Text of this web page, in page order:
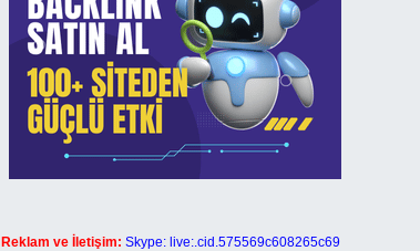
Reklam ve İletişim: Skype: live:.cid.575569c608265c69